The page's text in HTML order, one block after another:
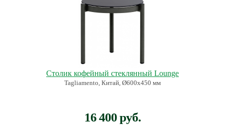
Столик кофейный стеклянный Lounge
Tagliamento, Китай, Ø600х450 мм
16 400 руб.